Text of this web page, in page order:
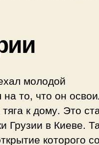
молодой
то, что он
к дому. Это
Грузии в Киеве.
которого